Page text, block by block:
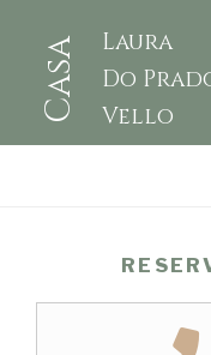
Casa
Laura
Do
Vello